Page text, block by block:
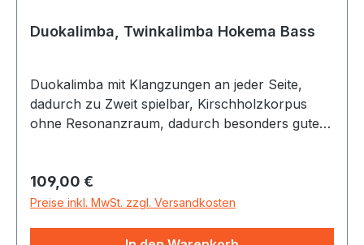
Duokalimba, Twinkalimba Hokema Bass
Duokalimba mit Klangzungen an jeder Seite,
dadurch zu Zweit spielbar, Kirschholzkorpus
ohne Resonanzraum, dadurch besonders gute
a',c",c',a',a,f',e',e",h', 2. Seite 7 Töne: e g d e c a
a, Größe: 30x9x2,4 cm
Regulärer Preis:
109,00 €
Preise inkl. MwSt. zzgl. Versandkosten